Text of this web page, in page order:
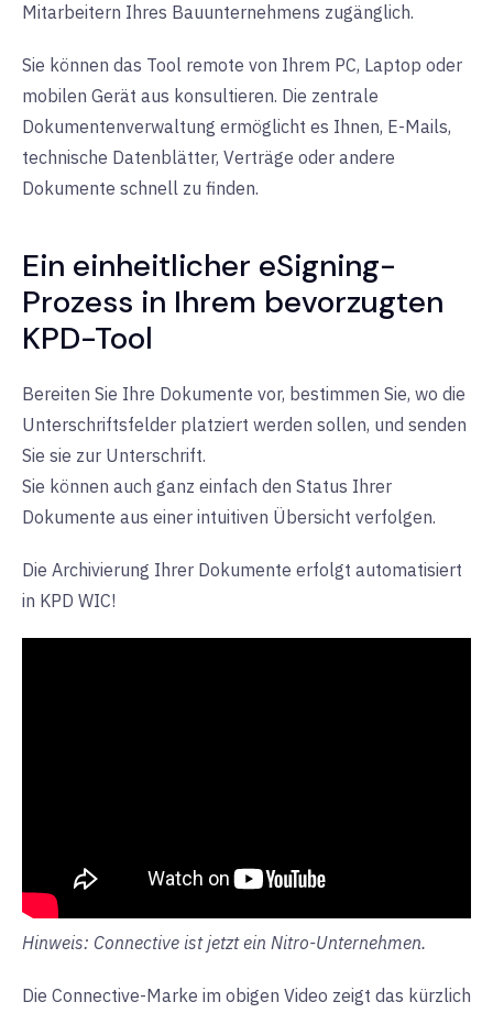
Mitarbeitern Ihres Bauunternehmens zugänglich.
Sie können das Tool remote von Ihrem PC, Laptop oder
mobilen Gerät aus konsultieren. Die zentrale
Dokumentenverwaltung ermöglicht es Ihnen, E-Mails,
technische Datenblätter, Verträge oder andere
Dokumente schnell zu finden.
Ein einheitlicher eSigning-
Prozess in Ihrem bevorzugten
KPD-Tool
Bereiten Sie Ihre Dokumente vor, bestimmen Sie, wo die
Unterschriftsfelder platziert werden sollen, und senden
Sie sie zur Unterschrift.
Sie können auch ganz einfach den Status Ihrer
Dokumente aus einer intuitiven Übersicht verfolgen.
Die Archivierung Ihrer Dokumente erfolgt automatisiert
in KPD WIC!
Hinweis: Connective ist jetzt ein Nitro-Unternehmen.
Die Connective-Marke im obigen Video zeigt das kürzlich